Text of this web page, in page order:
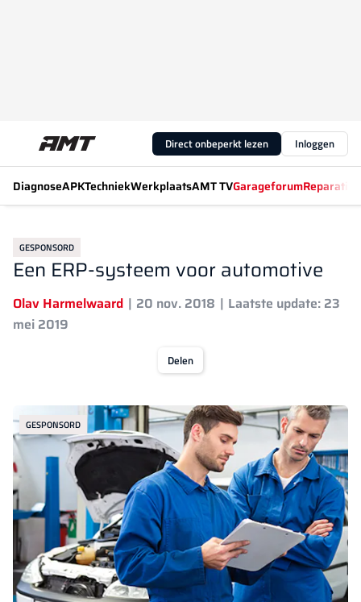
Direct onbeperkt lezen Inloggen
DiagnoseAPKTechniekWerkplaatsAMT TVGarageforum
GESPONSORD
Een ERP-systeem voor automotive
Olav Harmelwaard 20 nov. 2018
Laatste update: 23
mei 2019
Delen
GESPONSORD